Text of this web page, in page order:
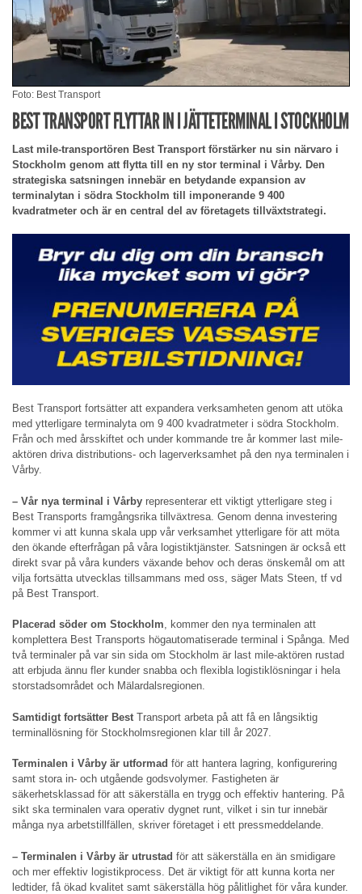
Foto: Best Transport
BEST TRANSPORT FLYTTAR IN I JÄTTETERMINAL I STOCKHOLM
Last mile-transportören Best Transport förstärker nu sin närvaro i
Stockholm genom att flytta till en ny stor terminal i Vårby. Den
strategiska satsningen innebär en betydande expansion av
terminalytan i södra Stockholm till imponerande 9 400
kvadratmeter och är en central del av företagets tillväxtstrategi.
Best Transport fortsätter att expandera verksamheten genom att utöka
med ytterligare terminalyta om 9 400 kvadratmeter i södra Stockholm.
Från och med årsskiftet och under kommande tre år kommer last mile-
aktören driva distributions- och lagerverksamhet på den nya terminalen i
Vårby.
– Vår nya terminal i Vårby representerar ett viktigt ytterligare steg i
Best Transports framgångsrika tillväxtresa. Genom denna investering
kommer vi att kunna skala upp vår verksamhet ytterligare för att möta
den ökande efterfrågan på våra logistiktjänster. Satsningen är också ett
direkt svar på våra kunders växande behov och deras önskemål om att
vilja fortsätta utvecklas tillsammans med oss, säger Mats Steen, tf vd
på Best Transport.
Placerad söder om Stockholm, kommer den nya terminalen att
komplettera Best Transports högautomatiserade terminal i Spånga. Med
två terminaler på var sin sida om Stockholm är last mile-aktören rustad
att erbjuda ännu fler kunder snabba och flexibla logistiklösningar i hela
storstadsområdet och Mälardalsregionen.
Samtidigt fortsätter Best Transport arbeta på att få en långsiktig
terminallösning för Stockholmsregionen klar till år 2027.
Terminalen i Vårby är utformad för att hantera lagring, konfigurering
samt stora in- och utgående godsvolymer. Fastigheten är
säkerhetsklassad för att säkerställa en trygg och effektiv hantering. På
sikt ska terminalen vara operativ dygnet runt, vilket i sin tur innebär
många nya arbetstillfällen, skriver företaget i ett pressmeddelande.
– Terminalen i Vårby är utrustad för att säkerställa en än smidigare
och mer effektiv logistikprocess. Det är viktigt för att kunna korta ner
ledtider, få ökad kvalitet samt säkerställa hög pålitlighet för våra kunder.